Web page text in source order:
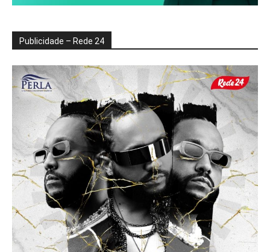
Publicidade – Rede 24